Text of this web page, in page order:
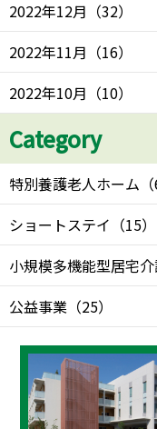
2022年12月 （32）
2022年11月 （16）
2022年10月 （10）
Category
特別養護老人ホーム （
ショートステイ （15）
小規模多機能型居宅
公益事業 （25）